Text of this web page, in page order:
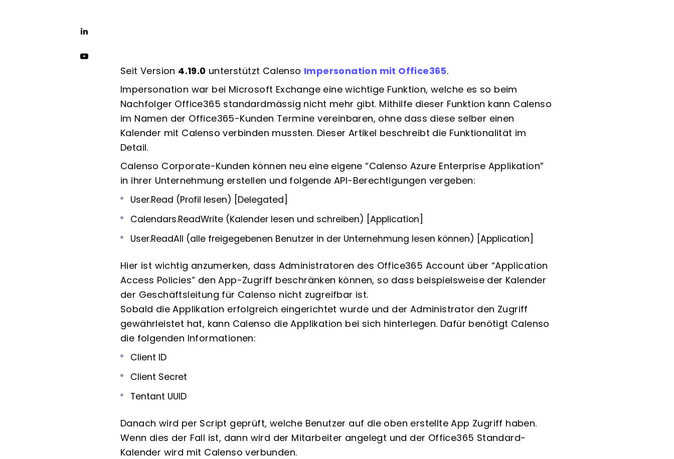
Seit Version 4.19.0 unterstützt Calenso Impersonation mit Office365.
Impersonation war bei Microsoft Exchange eine wichtige Funktion, welche es so beim
Nachfolger Office365 standardmässig nicht mehr gibt. Mithilfe dieser Funktion kann Calenso
im Namen der Office365-Kunden Termine vereinbaren, ohne dass diese selber einen
Kalender mit Calenso verbinden mussten. Dieser Artikel beschreibt die Funktionalität im
Detail.
Calenso Corporate-Kunden können neu eine eigene “Calenso Azure Enterprise Applikation”
in ihrer Unternehmung erstellen und folgende API-Berechtigungen vergeben:
User.Read (Profil lesen) [Delegated]
Calendars.ReadWrite (Kalender lesen und schreiben) [Application]
User.ReadAll (alle freigegebenen Benutzer in der Unternehmung lesen können) [Application]
Hier ist wichtig anzumerken, dass Administratoren des Office365 Account über “Application
Access Policies” den App-Zugriff beschränken können, so dass beispielsweise der Kalender
der Geschäftsleitung für Calenso nicht zugreifbar ist.
Sobald die Applikation erfolgreich eingerichtet wurde und der Administrator den Zugriff
gewährleistet hat, kann Calenso die Applikation bei sich hinterlegen. Dafür benötigt Calenso
die folgenden Informationen:
Client ID
Client Secret
Tentant UUID
Danach wird per Script geprüft, welche Benutzer auf die oben erstellte App Zugriff haben.
Wenn dies der Fall ist, dann wird der Mitarbeiter angelegt und der Office365 Standard-
Kalender wird mit Calenso verbunden.